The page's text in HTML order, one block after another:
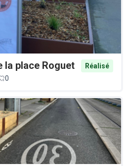
la place Roguet
Réalisé
0